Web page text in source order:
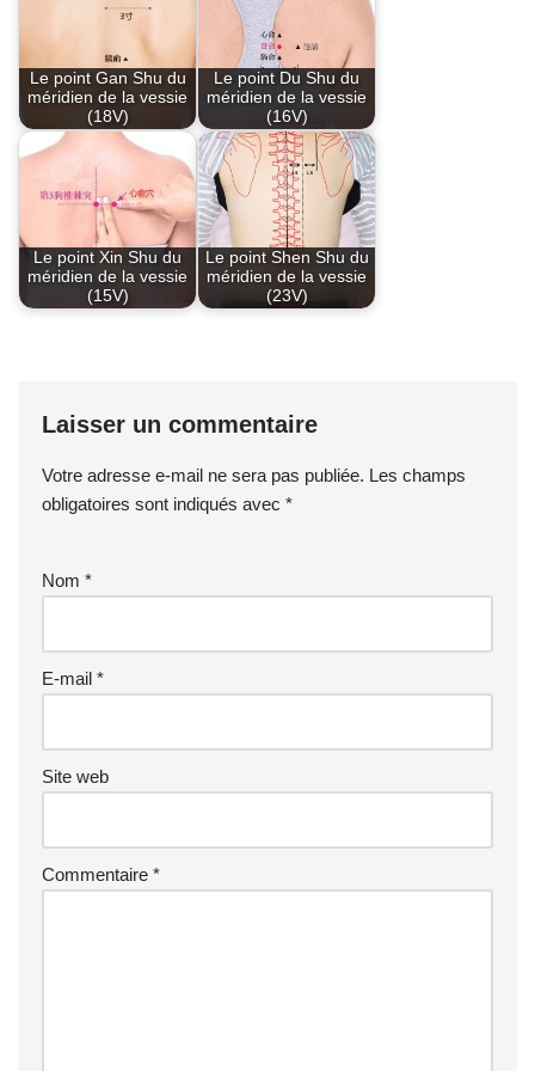
Le point Gan Shu du
méridien de la vessie
(18V)
Le point Du Shu du
méridien de la vessie
(16V)
Le point Xin Shu du
méridien de la vessie
(15V)
Le point Shen Shu du
méridien de la vessie
(23V)
Laisser un commentaire
Votre adresse e-mail ne sera pas publiée. Les champs
obligatoires sont indiqués avec *
Nom *
E-mail *
Site web
Commentaire *